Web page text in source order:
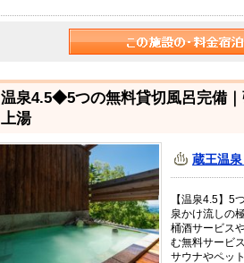
温泉4.5◆5つの無料貸切風呂完備
上湯
蔵王温
【温泉4.5】5
泉かけ流しの
桶酒サービス
む無料サービ
サウナやペッ